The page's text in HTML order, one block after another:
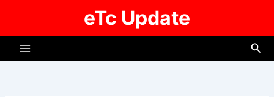
eTc Update